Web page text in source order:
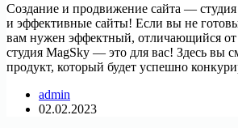
Создание и продвижение сайта —
и эффективные сайты! Если вы не
вам нужен эффектный, отличающийся от
студия MagSky — это для вас! Здесь вы
продукт, который будет успешно
admin
02.02.2023